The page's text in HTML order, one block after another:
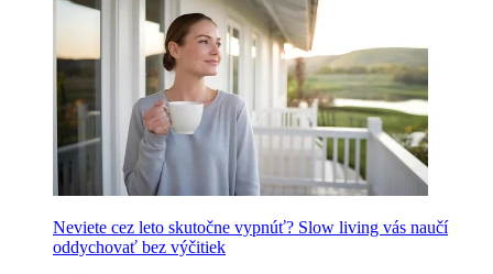
Neviete cez leto skutočne vypnúť? Slow living vás naučí
oddychovať bez výčitiek